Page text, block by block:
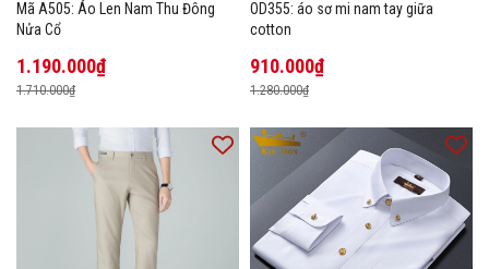
Mã A505: Áo Len Nam Thu Đông
Nửa Cổ
1.190.000₫
1.710.000₫
OD355: áo sơ mi nam tay giữa
cotton
910.000₫
1.280.000₫